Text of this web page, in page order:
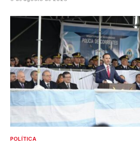
POLÍTICA